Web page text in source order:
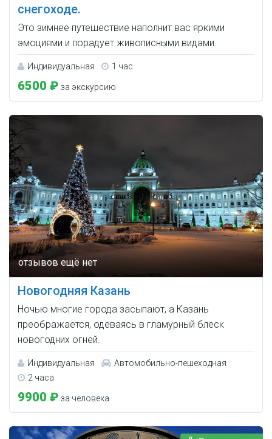
снегоходе.
Это зимнее путешествие наполнит вас яркими
эмоциями и порадует живописными видами.
Индивидуальная 1 час
6500 ₽ за экскурсию
Новогодняя Казань
Ночью многие города засыпают, а Казань
преображается, одеваясь в гламурный блеск
новогодних огней.
Индивидуальная
Автомобильно-пешеходная
2 часа
9900 ₽ за человека